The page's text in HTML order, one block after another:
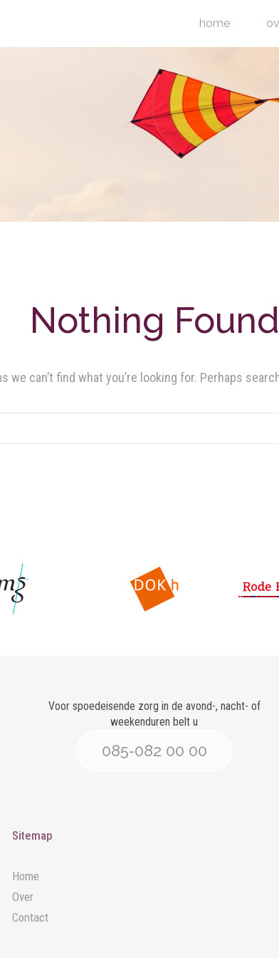
home
Nothing Found
we can’t find what you’re looking for. Perhaps
Voor spoedeisende zorg in de avond-, nacht- of
weekenduren belt u
085-082 00 00
Sitemap
Home
Over
Contact